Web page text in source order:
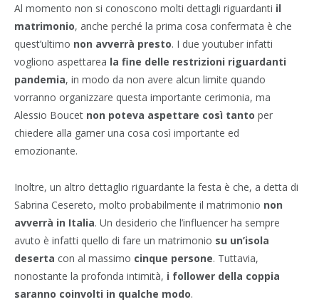
Al momento non si conoscono molti dettagli riguardanti il
matrimonio, anche perché la prima cosa confermata è che
quest’ultimo non avverrà presto. I due youtuber infatti
vogliono aspettarea la fine delle restrizioni riguardanti
pandemia, in modo da non avere alcun limite quando
vorranno organizzare questa importante cerimonia, ma
Alessio Boucet non poteva aspettare così tanto per
chiedere alla gamer una cosa così importante ed
emozionante.
Inoltre, un altro dettaglio riguardante la festa è che, a detta di
Sabrina Cesereto, molto probabilmente il matrimonio non
avverrà in Italia. Un desiderio che l’influencer ha sempre
avuto è infatti quello di fare un matrimonio su un’isola
deserta con al massimo cinque persone. Tuttavia,
nonostante la profonda intimità, i follower della coppia
saranno coinvolti in qualche modo.